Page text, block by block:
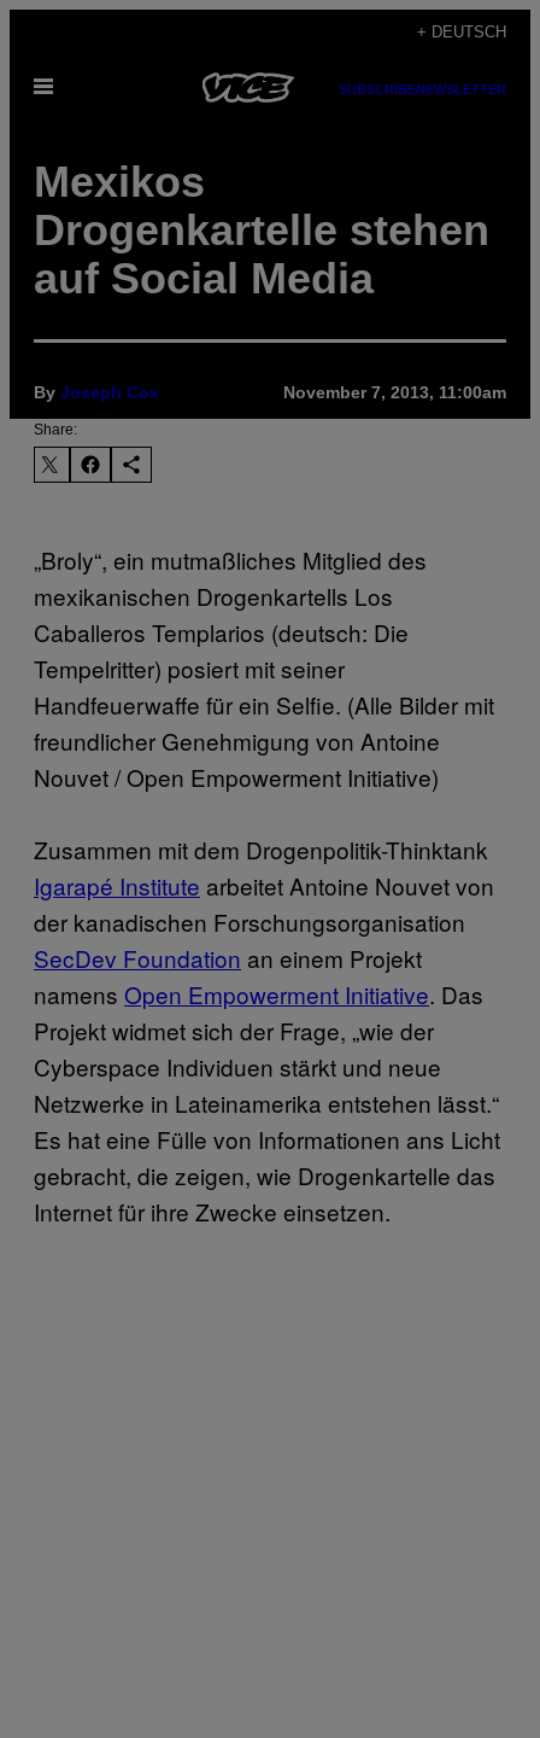
content
+ DEUTSCH
Open
SUBSCRIBENEWSLETTER
Mexikos
Drogenkartelle stehen
auf Social Media
By Joseph Cox November 7, 2013, 11:00am
Share:
„Broly“, ein mutmaßliches Mitglied des
mexikanischen Drogenkartells Los
Caballeros Templarios (deutsch: Die
Tempelritter) posiert mit seiner
Handfeuerwaffe für ein Selfie. (Alle Bilder mit
freundlicher Genehmigung von Antoine
Nouvet / Open Empowerment Initiative)
Zusammen mit dem Drogenpolitik-Thinktank
Igarapé Institute arbeitet Antoine Nouvet von
der kanadischen Forschungsorganisation
SecDev Foundation an einem Projekt
namens Open Empowerment Initiative. Das
Projekt widmet sich der Frage, „wie der
Cyberspace Individuen stärkt und neue
Netzwerke in Lateinamerika entstehen lässt.“
Es hat eine Fülle von Informationen ans Licht
gebracht, die zeigen, wie Drogenkartelle das
Internet für ihre Zwecke einsetzen.